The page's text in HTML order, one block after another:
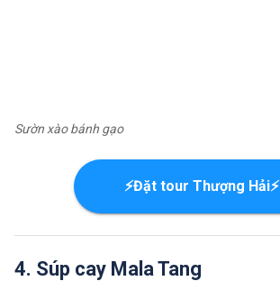
Sườn xào bánh gạo
⚡Đặt tour Thượng Hải⚡
4. Súp cay Mala Tang